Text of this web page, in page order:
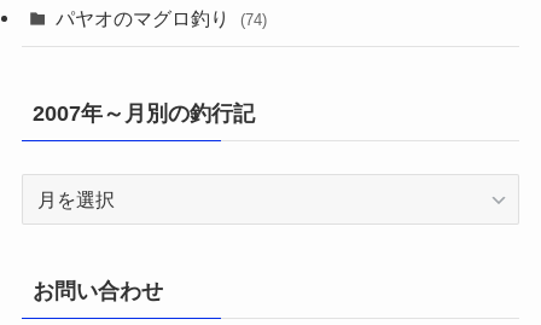
パヤオのマグロ釣り (74)
2007年～月別の釣行記
2007
月
別
お問い合わせ